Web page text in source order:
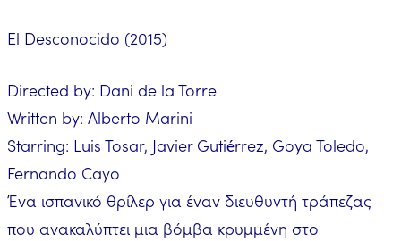
El Desconocido (2015)
Directed by: Dani de la Torre
Written by: Alberto Marini
Starring: Luis Tosar, Javier Gutiérrez, Goya Toledo,
Fernando Cayo
Ένα ισπανικό θρίλερ για έναν διευθυντή τράπεζας
που ανακαλύπτει μια βόμβα κρυμμένη στο